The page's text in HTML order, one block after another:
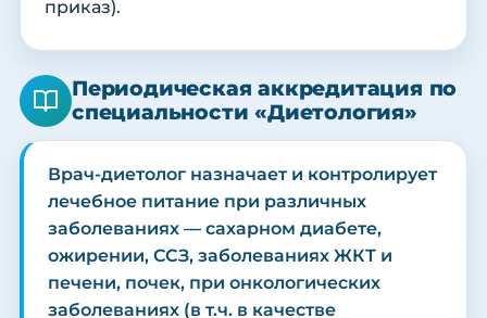
приказ).
Периодическая аккредитация по
специальности «Диетология»
Врач-диетолог назначает и контролирует
лечебное питание при различных
заболеваниях — сахарном диабете,
ожирении, ССЗ, заболеваниях ЖКТ и
печени, почек, при онкологических
заболеваниях (в т.ч. в качестве